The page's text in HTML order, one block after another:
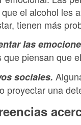
el alcohol les
tienen más
las
que piensan que
sociales.
proyectar una